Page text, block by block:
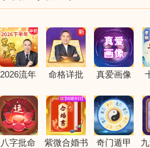
2026流年 命格详批 真爱画像
八字批命 紫微合婚书 奇门遁甲